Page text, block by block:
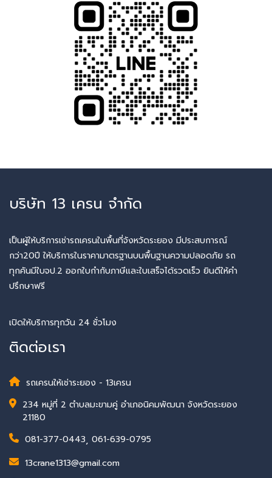
บริษัท 13 เครน จำกัด
เป็นผู้ให้บริการเช่ารถเครนในพื้นที่จังหวัดระยอง มีประสบการณ์
กว่า20ปี ให้บริการในราคามาตรฐานบนพื้นฐานความปลอดภัย รถ
ทุกคันมีใบจป.2 ออกใบกำกับภาษีและใบเสร็จได้รวดเร็ว ยินดีให้คำ
ปรึกษาฟรี
เปิดให้บริการทุกวัน 24 ชั่วโมง
ติดต่อเรา
รถเครนให้เช่าระยอง - 13เครน
234 หมู่ที่ 2 ตำบลมะขามคู่ อำเภอนิคมพัฒนา จังหวัดระยอง
21180
081-377-0443, 061-639-0795
13crane1313@gmail.com